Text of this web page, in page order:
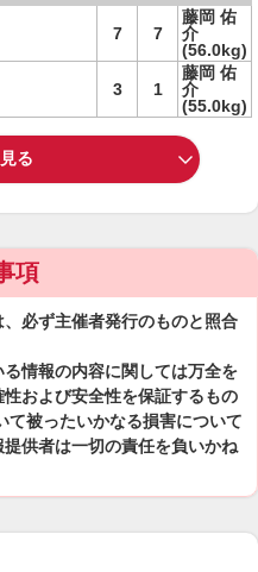
7 7
藤岡 佑
介
(56.0kg)
3 1
藤岡 佑
介
(55.0kg)
る
項
必ず主催者発行のものと照合
情報の内容に関しては万全を
および安全性を保証するもの
て被ったいかなる損害について
供者は一切の責任を負いかね